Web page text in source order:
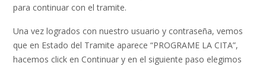
para continuar con el tramite.
Una vez logrados con nuestro usuario y contraseña, vemos
que en Estado del Tramite aparece “PROGRAME LA CITA”,
hacemos click en Continuar y en el siguiente paso elegimos